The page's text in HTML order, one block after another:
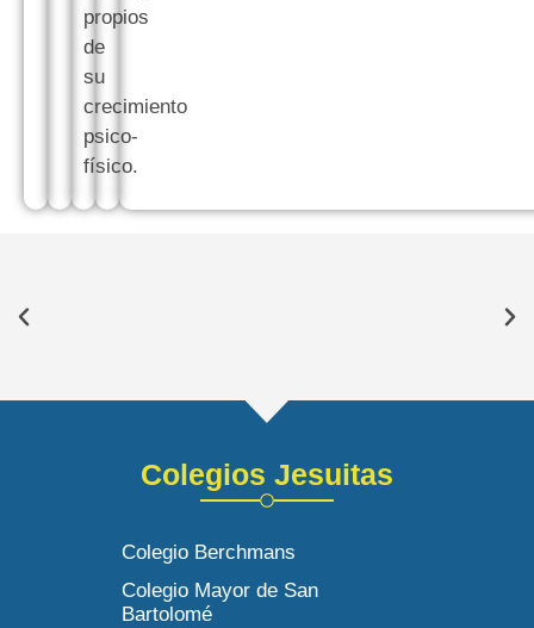
propios
de
su
crecimiento
psico-
físico.
Colegios Jesuitas
Colegio Berchmans
Colegio Mayor de San
Bartolomé